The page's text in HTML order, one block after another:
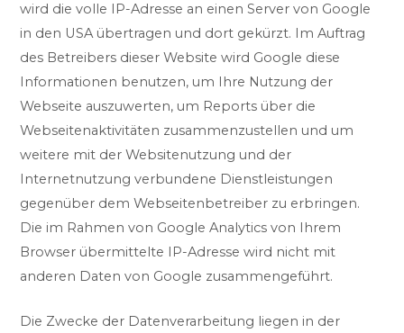
wird die volle IP-Adresse an einen Server von Google
in den USA übertragen und dort gekürzt. Im Auftrag
des Betreibers dieser Website wird Google diese
Informationen benutzen, um Ihre Nutzung der
Webseite auszuwerten, um Reports über die
Webseitenaktivitäten zusammenzustellen und um
weitere mit der Websitenutzung und der
Internetnutzung verbundene Dienstleistungen
gegenüber dem Webseitenbetreiber zu erbringen.
Die im Rahmen von Google Analytics von Ihrem
Browser übermittelte IP-Adresse wird nicht mit
anderen Daten von Google zusammengeführt.
Die Zwecke der Datenverarbeitung liegen in der